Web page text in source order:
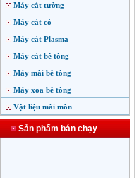
Máy cắt tường
Máy cắt cỏ
Máy cắt Plasma
Máy cắt bê tông
Máy mài bê tông
Máy xoa bê tông
Vật liệu mài mòn
Sản phẩm bán chạy